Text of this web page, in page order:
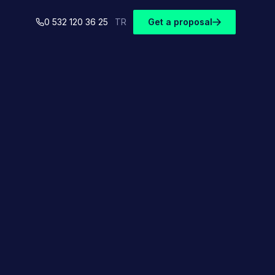
0 532 120 36 25 TR Get a proposal